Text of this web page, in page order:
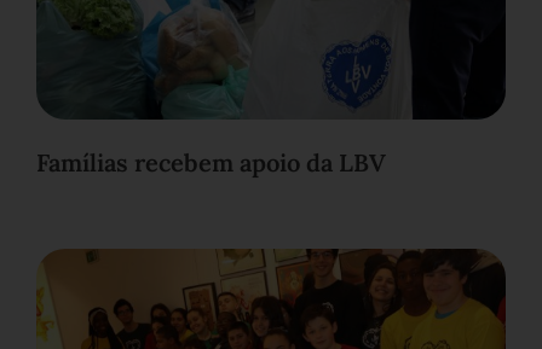
Famílias recebem apoio da LBV